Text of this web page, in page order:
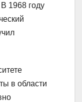
1968 году
в области